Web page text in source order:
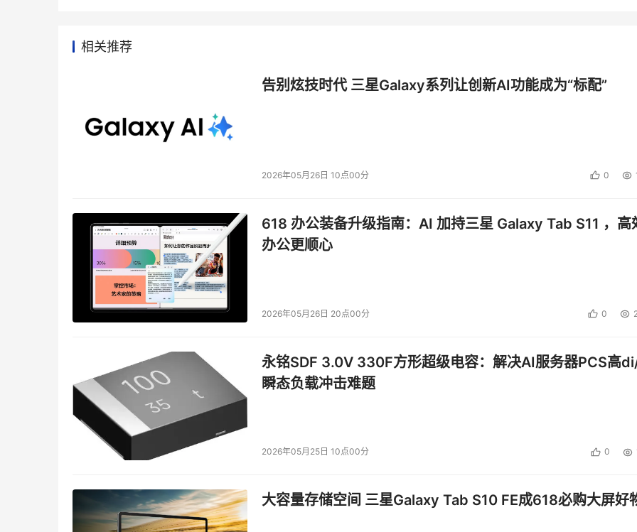
相关推荐
告别炫技时代 三星Galaxy系列让创新AI功能成为“标配”
2026年05月26日 10点00分 0
618 办公装备升级指南：AI 加持三星 Galaxy Tab S11 ，高
办公更顺心
2026年05月26日 20点00分 0
永铭SDF 3.0V 330F方形超级电容：解决AI服务器PCS高
瞬态负载冲击难题
2026年05月25日 10点00分 0
大容量存储空间 三星Galaxy Tab S10 FE成618必购大屏好